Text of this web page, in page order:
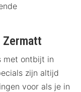
Zermatt
met ontbijt in
zijn altijd
voor als je in